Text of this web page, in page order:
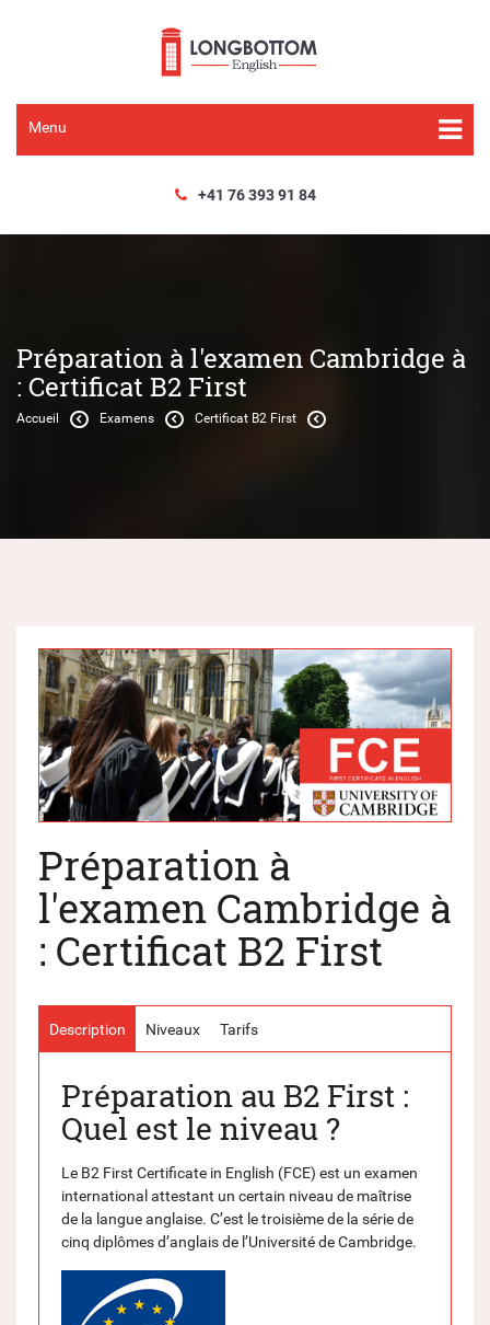
Menu
+41 76 393 91 84
Préparation à l'examen Cambridge à
: Certificat B2 First
Accueil Examens Certificat B2 First
Préparation à
l'examen Cambridge à
: Certificat B2 First
Description Niveaux Tarifs
Préparation au B2 First :
Quel est le niveau ?
Le B2 First Certificate in English (FCE) est un examen
international attestant un certain niveau de maîtrise
de la langue anglaise. C’est le troisième de la série de
cinq diplômes d’anglais de l’Université de Cambridge.